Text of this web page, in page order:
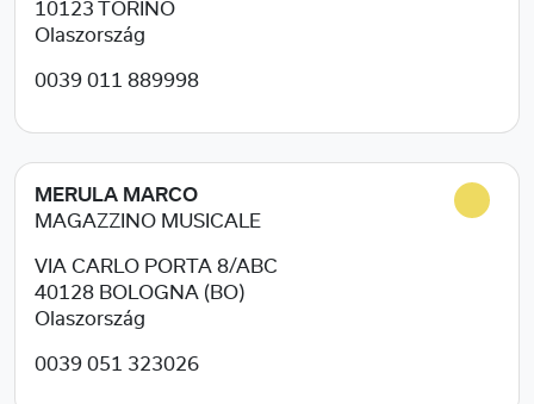
10123
TORINO
Olaszország
0039 011 889998
MERULA MARCO
MAGAZZINO MUSICALE
VIA CARLO PORTA 8/ABC
40128 BOLOGNA (BO)
Olaszország
0039 051 323026